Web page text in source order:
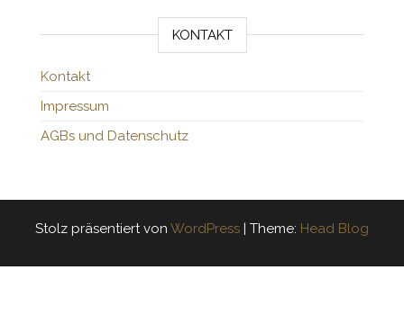
KONTAKT
Kontakt
Impressum
AGBs und Datenschutz
Stolz präsentiert von WordPress | Theme: Head Blog